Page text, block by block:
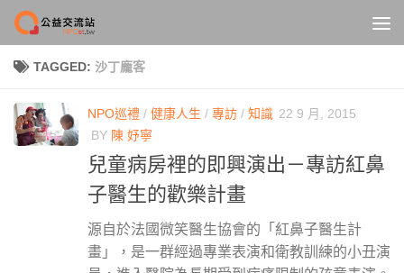
Skip to content
TAGGED: 沙丁龐客
NPO巡禮 / 健康人生 / 專訪 / 知識 22 9 月, 2015
BY 陳 妤寧
兒童病房裡的即興演出－專訪紅鼻
子醫生的歡樂計畫
源自於法國微笑醫生協會的「紅鼻子醫生計
畫」，是一群經過專業表演和衛教訓練的小丑演